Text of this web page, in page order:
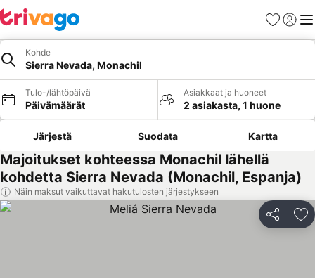
Suosikit
Kohde
Sierra Nevada, Monachil
Tulo-/lähtöpäivä
Päivämäärät
Asiakkaat ja huoneet
2 asiakasta, 1 huone
Järjestä Suodata Kartta
Majoitukset kohteessa Monachil lähellä
kohdetta Sierra Nevada (Monachil, Espanja)
Näin maksut vaikuttavat hakutulosten järjestykseen
Jaa